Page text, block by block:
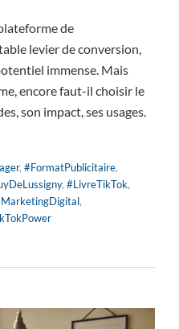
de
levier de conversion,
immense. Mais
encore faut-il choisir le
son impact, ses usages.
, #FormatPublicitaire,
, #LivreTikTok,
,